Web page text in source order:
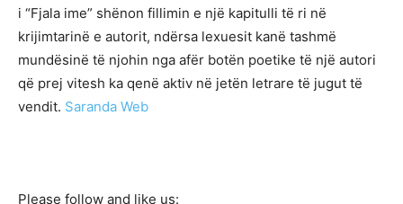
i “Fjala ime” shënon fillimin e një kapitulli të ri në
krijimtarinë e autorit, ndërsa lexuesit kanë tashmë
mundësinë të njohin nga afër botën poetike të një autori
që prej vitesh ka qenë aktiv në jetën letrare të jugut të
vendit. Saranda Web
Please follow and like us: